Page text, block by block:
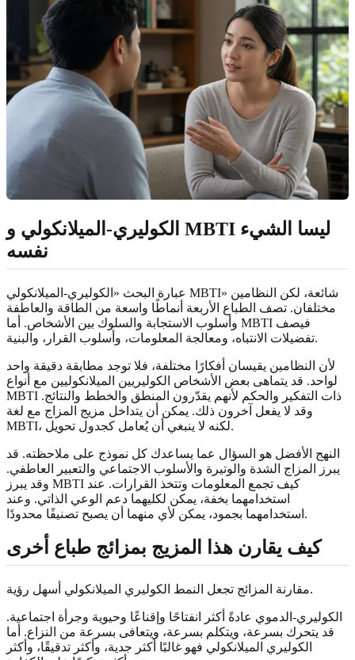
الكوليري-الميلانكولي و MBTI ليسا الشيء
نفسه
عبارة البحث «الكوليري-الميلانكولي MBTI» شائعة، لكن النظامين
مختلفان. تصف الطباع الأربعة أنماطًا واسعة من الطاقة والعاطفة
وأسلوب الاستجابة والسلوك بين الأشخاص. أما MBTI فيصف
تفضيلات الانتباه، ومعالجة المعلومات، وأسلوب القرار، والبنية.
لأن النظامين يقيسان أفكارًا مختلفة، فلا توجد مطابقة دقيقة واحد
لواحد. قد يتماهى بعض الأشخاص الكوليريين الميلانكوليين مع أنواع
MBTI ذات التفكير والحكم لأنهم يقدّرون المنطق والخطط والنتائج.
وقد لا يفعل آخرون ذلك. يمكن أن يتداخل مزيج المزاج مع لغة
MBTI، لكنه لا ينبغي أن يُعامل كجدول تحويل.
النهج الأفضل هو السؤال عما يساعدك كل نموذج على ملاحظته. قد
يبرز المزاج الشدة والوتيرة والأسلوب الاجتماعي والتعبير العاطفي.
وقد يبرز MBTI كيف تجمع المعلومات وتتخذ القرارات. عند
استخدامهما بخفة، يمكن لكليهما دعم الوعي الذاتي. وعند
استخدامهما بجمود، يمكن لأي منهما أن يصبح تصنيفًا محدودًا.
كيف يقارن هذا المزيج بمزائج طباع أخرى
مقارنة المزائج تجعل النمط الكوليري الميلانكولي أسهل رؤية.
الكوليري-الدموي عادةً أكثر انفتاحًا وإقناعًا وحيوية وجرأة اجتماعية.
قد يتحرك بسرعة، ويتكلم بسرعة، ويتعافى بسرعة من النزاع. أما
الكوليري الميلانكولي فهو غالبًا أكثر جدية، وأكثر تدقيقًا، وأكثر